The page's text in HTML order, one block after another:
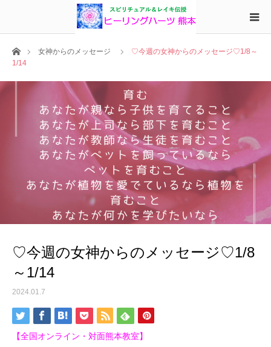
ホーム女神からのメッセージ
♡今週の女神からのメッセージ♡1/8～
1/14
♡今週の女神からのメッセージ♡1/8
～1/14
2024.01.7
【全国オンライン・対面熊本教室】